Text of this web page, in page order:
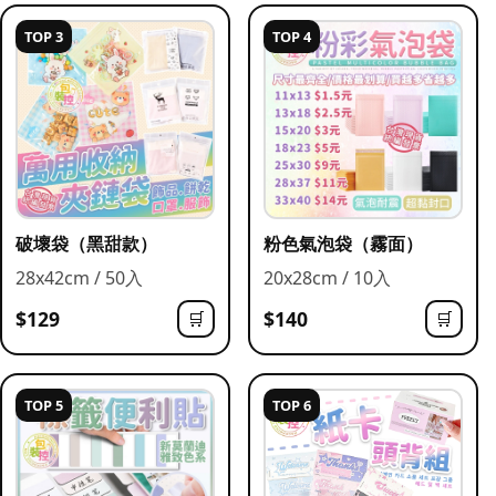
TOP 3
破壞袋（黑甜款）
28x42cm / 50入
$129 🛒
TOP 4
粉色氣泡袋（霧面）
20x28cm / 10入
$140 🛒
TOP 5 TOP 6